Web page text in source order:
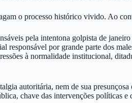
o processo histórico vivido. Ao
pela intentona golpista de
responsável por grande parte dos
à normalidade institucional,
autoritária, nem de sua
chave das intervenções políticas e